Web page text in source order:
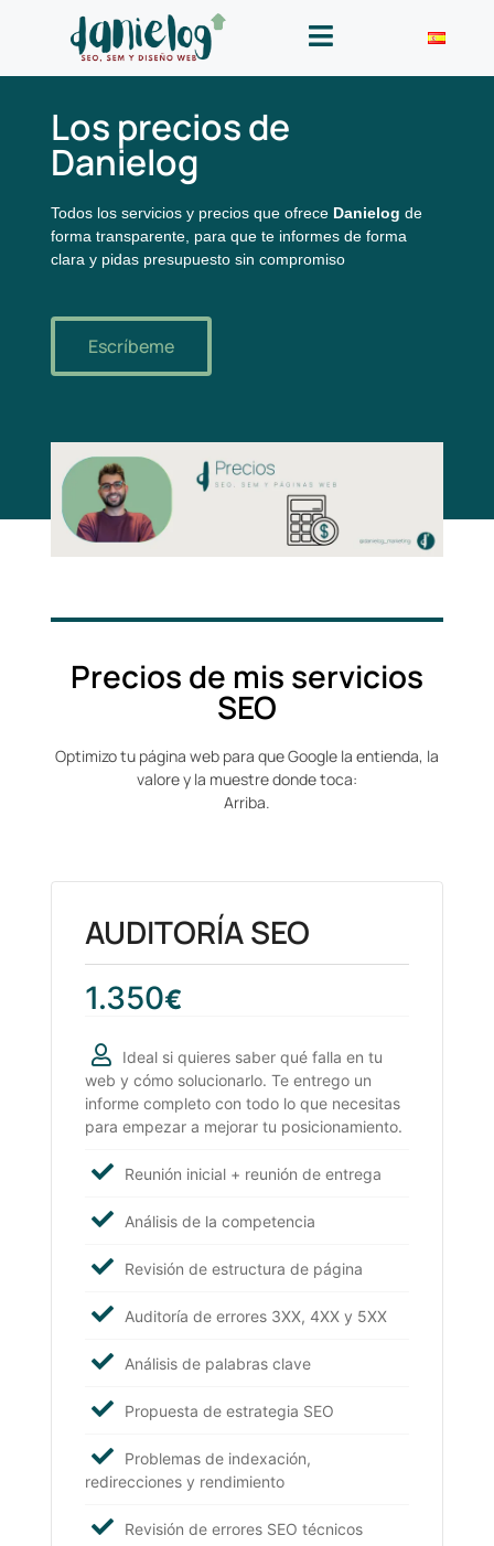
Los precios de
Danielog
Todos los servicios y precios que ofrece Danielog de
forma transparente, para que te informes de forma
clara y pidas presupuesto sin compromiso
Escríbeme
Precios de mis servicios
SEO
Optimizo tu página web para que Google la entienda, la
valore y la muestre donde toca:
Arriba.
AUDITORÍA SEO
1.350€
Ideal si quieres saber qué falla en tu
web y cómo solucionarlo. Te entrego un
informe completo con todo lo que necesitas
para empezar a mejorar tu posicionamiento.
Reunión inicial + reunión de entrega
Análisis de la competencia
Revisión de estructura de página
Auditoría de errores 3XX, 4XX y 5XX
Análisis de palabras clave
Propuesta de estrategia SEO
Problemas de indexación,
redirecciones y rendimiento
Revisión de errores SEO técnicos